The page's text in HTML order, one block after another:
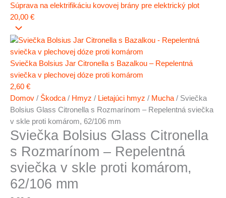
Súprava na elektrifikáciu kovovej brány pre elektrický plot
20,00 €
Sviečka Bolsius Jar Citronella s Bazalkou – Repelentná
sviečka v plechovej dóze proti komárom
2,60 €
Domov / Škodca/ Hmyz / Lietajúci hmyz / Mucha/ Sviečka
Bolsius Glass Citronella s Rozmarínom – Repelentná sviečka
v skle proti komárom, 62/106 mm
Sviečka Bolsius Glass Citronella
s Rozmarínom – Repelentná
sviečka v skle proti komárom,
62/106 mm